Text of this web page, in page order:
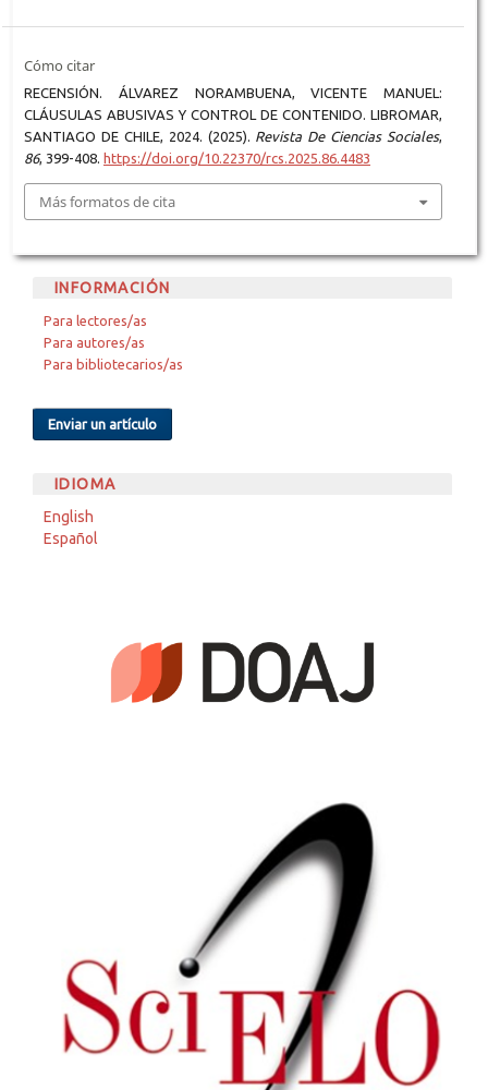
Cómo citar
RECENSIÓN. ÁLVAREZ NORAMBUENA, VICENTE MANUEL:
CLÁUSULAS ABUSIVAS Y CONTROL DE CONTENIDO. LIBROMAR,
SANTIAGO DE CHILE, 2024. (2025). Revista De Ciencias Sociales,
86, 399-408. https://doi.org/10.22370/rcs.2025.86.4483
Más formatos de cita
INFORMACIÓN
Para lectores/as
Para autores/as
Para bibliotecarios/as
Enviar un artículo
IDIOMA
English
Español